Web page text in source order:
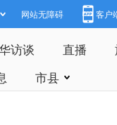
网站无障碍 客户
访谈 直播
市县